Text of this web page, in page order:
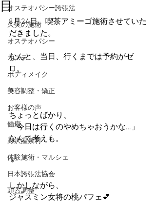
オステオパシー誇張法
久実の施術
オステオパシー
オステ
ボディメイク
美容調整・矯正
お客様の声
健康
野沢温泉村
体験施術・マルシェ
日本誇張法協会
頭蓋調整
目
8月24日、喫茶アミーゴ施術させていた
だきました。
なんと、当日、行くまでは予約がゼ
ロ。
＊
ちょっとばかり、
「今日は行くのやめちゃおうかな…」
なんて考えも。
＊
しかしながら、
ジャスミン女将の桃パフェ💕